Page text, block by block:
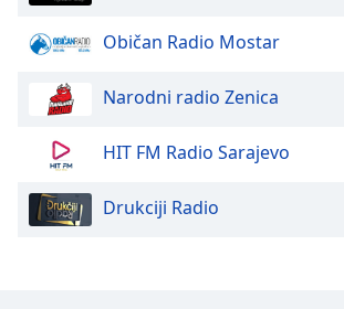
Text
Edge
Family
Običan Radio Mostar
Narodni radio Zenica
HIT FM Radio Sarajevo
Drukciji Radio